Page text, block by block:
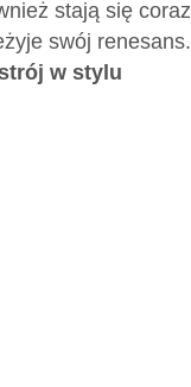
stają się coraz
swój renesans.
w stylu